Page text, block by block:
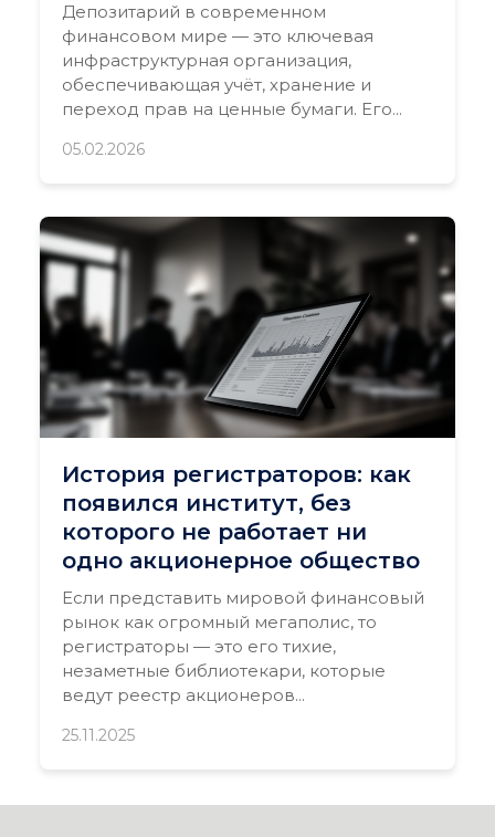
Депозитарий в современном
финансовом мире — это ключевая
инфраструктурная организация,
обеспечивающая учёт, хранение и
переход прав на ценные бумаги. Его...
05.02.2026
История регистраторов: как
появился институт, без
которого не работает ни
одно акционерное общество
Если представить мировой финансовый
рынок как огромный мегаполис, то
регистраторы — это его тихие,
незаметные библиотекари, которые
ведут реестр акционеров...
25.11.2025